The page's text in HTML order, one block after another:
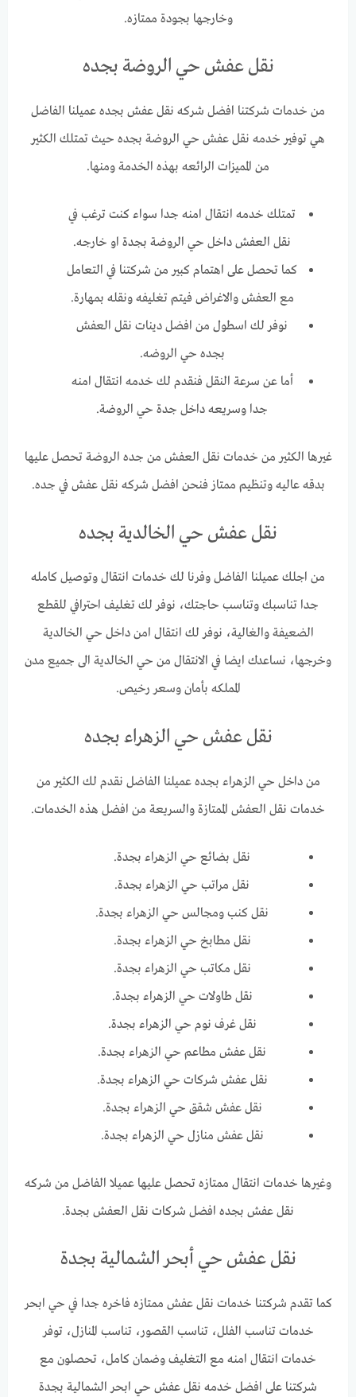
وخارجها بجودة ممتازه.
نقل عفش حي الروضة بجده
من خدمات شركتنا افضل شركه نقل عفش بجده عميلنا الفاضل
هي توفير خدمه نقل عفش حي الروضة بجده حيث تمتلك الكثير
من المميزات الرائعه بهذه الخدمة ومنها.
تمتلك خدمه انتقال امنه جدا سواء كنت ترغب في
نقل العفش داخل حي الروضة بجدة او خارجه.
كما تحصل على اهتمام كبير من شركتنا في التعامل
مع العفش والاغراض فيتم تغليفه ونقله بمهارة.
نوفر لك اسطول من افضل دينات نقل العفش
بجده حي الروضه.
أما عن سرعة النقل فنقدم لك خدمه انتقال امنه
جدا وسريعه داخل جدة حي الروضة.
غيرها الكثير من خدمات نقل العفش من جده الروضة تحصل عليها
بدقه عاليه وتنظيم ممتاز فنحن افضل شركه نقل عفش في جده.
نقل عفش حي الخالدية بجده
من اجلك عميلنا الفاضل وفرنا لك خدمات انتقال وتوصيل كامله
جدا تناسبك وتناسب حاجتك، نوفر لك تغليف احترافي للقطع
الضعيفة والغالية، نوفر لك انتقال امن داخل حي الخالدية
وخرجها، نساعدك ايضا في الانتقال من حي الخالدية الى جميع مدن
المملكه بأمان وسعر رخيص.
نقل عفش حي الزهراء بجده
من داخل حي الزهراء بجده عميلنا الفاضل نقدم لك الكثير من
خدمات نقل العفش الممتازة والسريعة من افضل هذه الخدمات.
نقل بضائع حي الزهراء بجدة.
نقل مراتب حي الزهراء بجدة.
نقل كنب ومجالس حي الزهراء بجدة.
نقل مطابخ حي الزهراء بجدة.
نقل مكاتب حي الزهراء بجدة.
نقل طاولات حي الزهراء بجدة.
نقل غرف نوم حي الزهراء بجدة.
نقل عفش مطاعم حي الزهراء بجدة.
نقل عفش شركات حي الزهراء بجدة.
نقل عفش شقق حي الزهراء بجدة.
نقل عفش منازل حي الزهراء بجدة.
وغيرها خدمات انتقال ممتازه تحصل عليها عميلا الفاضل من شركه
نقل عفش بجده افضل شركات نقل العفش بجدة.
نقل عفش حي أبحر الشمالية بجدة
كما تقدم شركتنا خدمات نقل عفش ممتازه فاخره جدا في حي ابحر
خدمات تناسب الفلل، تناسب القصور، تناسب المنازل، توفر
خدمات انتقال امنه مع التغليف وضمان كامل، تحصلون مع
شركتنا على افضل خدمه نقل عفش حي ابحر الشمالية بجدة